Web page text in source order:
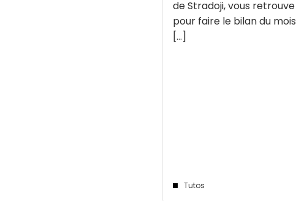
de Stradoji, vous retrouve
pour faire le bilan du mois
[...]
Tutos